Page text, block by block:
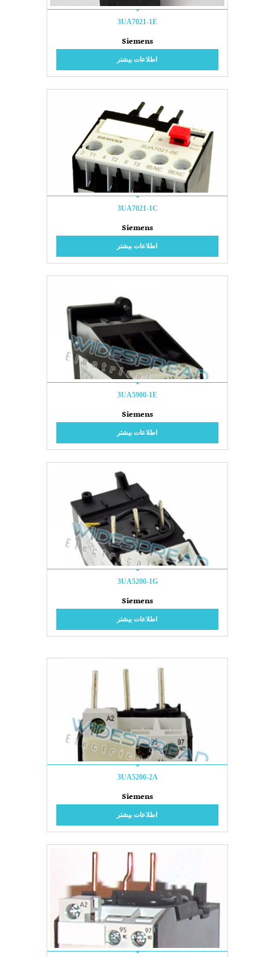
3UA7021-1E
Siemens
اطلاعات بیشتر
3UA7021-1C
Siemens
اطلاعات بیشتر
3UA5900-1E
Siemens
اطلاعات بیشتر
3UA5200-1G
Siemens
اطلاعات بیشتر
3UA5200-2A
Siemens
اطلاعات بیشتر